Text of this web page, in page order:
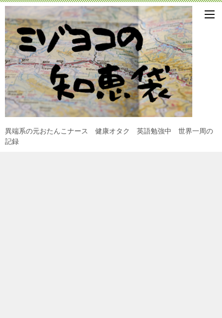
異端系の元おたんこナース 健康オタク 英語勉強中 世界一周の
記録